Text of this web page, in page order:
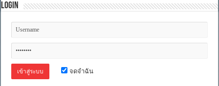
มรณะ
ไทย
DTS]
[บรรยาย
ไทย
Login
จดจำฉัน